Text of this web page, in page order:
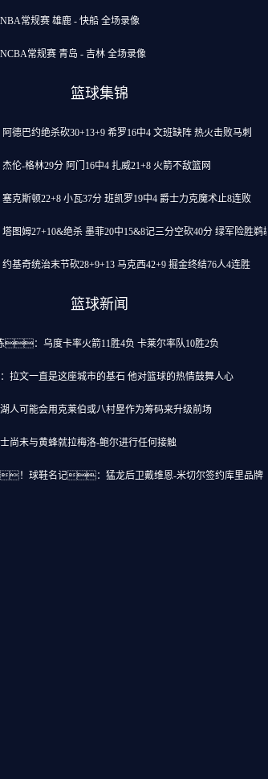
常规赛 雄鹿 - 快船 全场录像
常规赛 青岛 - 吉林 全场录像
篮球集锦
阿德巴约绝杀砍30+13+9 希罗16中4 文班缺阵 热火击败马刺
杰伦-格林29分 阿门16中4 扎威21+8 火箭不敌篮网
塞克斯顿22+8 小瓦37分 班凯罗19中4 爵士力克魔术止8连败
塔图姆27+10&绝杀 墨菲20中15&8记三分空砍40分 绿军险胜鹈鹕
约基奇统治末节砍28+9+13 马克西42+9 掘金终结76人4连胜
篮球新闻
：乌度卡率火箭11胜4负 卡莱尔率队10胜2负
文一直是这座城市的基石 他对篮球的热情鼓舞人心
可能会用克莱伯或八村塁作为筹码来升级前场
未与黄蜂就拉梅洛-鲍尔进行任何接触
！球鞋名记：猛龙后卫戴维恩-米切尔签约库里品牌